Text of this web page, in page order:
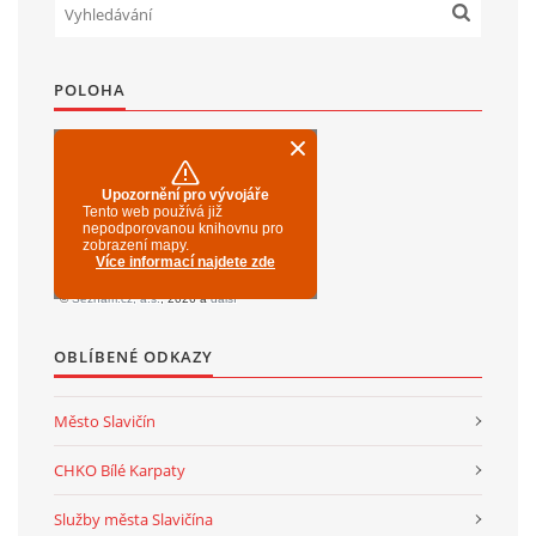
SLUŽBY
FOTOGALERIE
INZERCE
MATCH DAY
© 2026 eStránky.cz
POLOHA
OBLÍBENÉ ODKAZY
Město Slavičín
CHKO Bílé Karpaty
Služby města Slavičína